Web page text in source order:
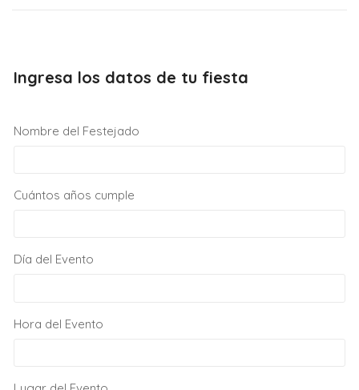
Ingresa los datos de tu fiesta
Nombre del Festejado
Cuántos años cumple
Día del Evento
Hora del Evento